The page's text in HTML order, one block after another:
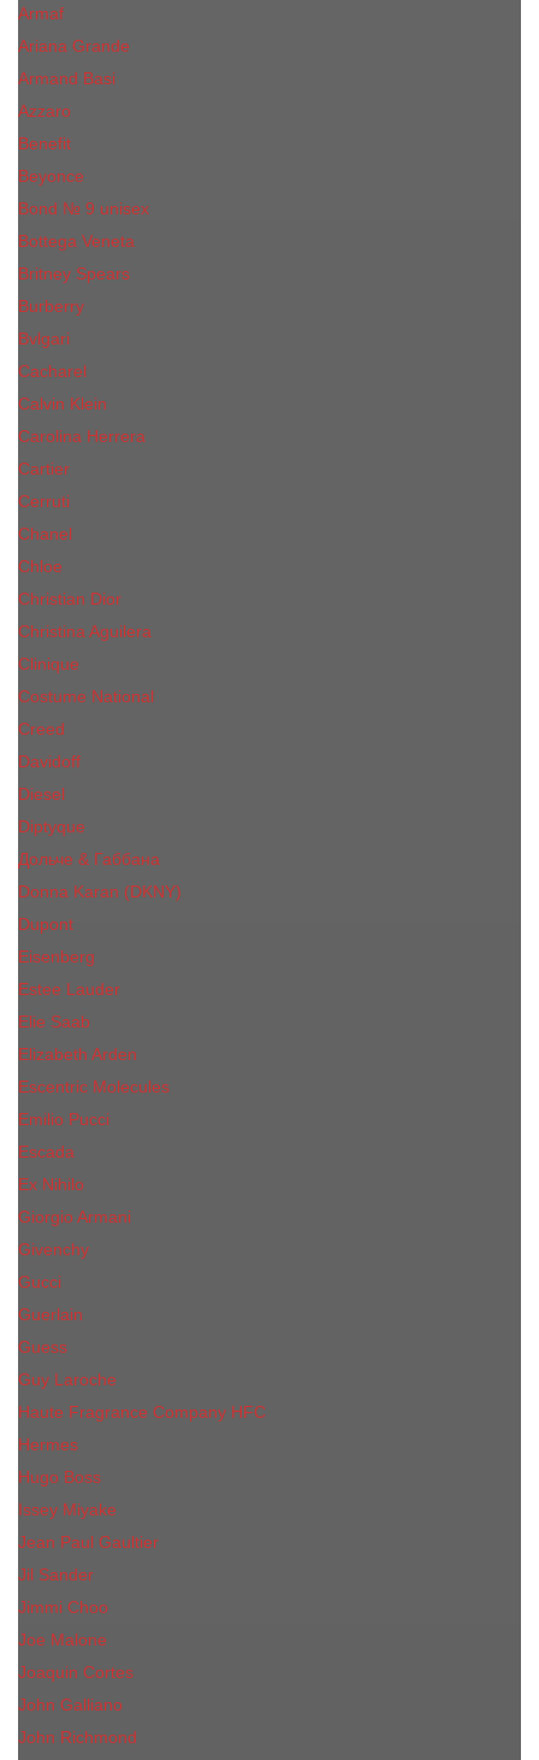
Armaf
Ariana Grande
Armand Basi
Azzaro
Benefit
Beyonce
Bond № 9 unisex
Bottega Veneta
Britney Spears
Burberry
Bvlgari
Cacharel
Calvin Klein
Carolina Herrera
Cartier
Cerruti
Сhanеl
Chloe
Christian Dior
Christina Aguilera
Сliniquе
Costume National
Creed
Davidoff
Diesel
Diptyque
Дольче & Габбана
Donna Karan (DKNY)
Dupont
Eisenberg
Еsteе Lаudеr
Elie Saab
Elizabeth Arden
Escentric Molecules
Emilio Pucci
Escada
Ex Nihilo
Giorgio Armani
Givenchy
Gucci
Guerlain
Guess
Guy Laroche
Haute Fragrance Company HFC
Hermes
Hugo Boss
Issey Miyake
Jean Paul Gaultier
Jil Sander
Jimmi Choo
Jое Malоnе
Joaquin Cortes
John Galliano
John Richmond